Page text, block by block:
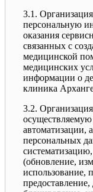
3.1.
персональную
оказания
связанных с
медицинской
медицинских
информации о
клиника
3.2.
осуществляемую
автоматизации,
персональных
(обновление,
использование,